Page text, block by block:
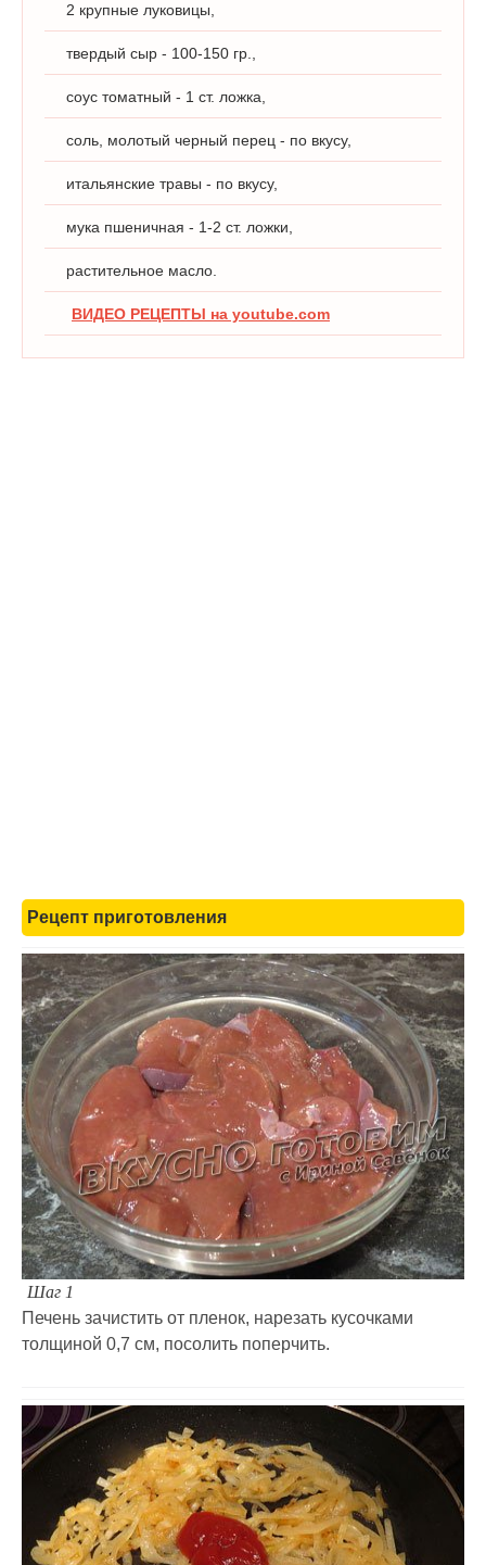
2 крупные луковицы,
твердый сыр - 100-150 гр.,
соус томатный - 1 ст. ложка,
соль, молотый черный перец - по вкусу,
итальянские травы - по вкусу,
мука пшеничная - 1-2 ст. ложки,
растительное масло.
ВИДЕО РЕЦЕПТЫ на youtube.com
Рецепт приготовления
Шаг 1
Печень зачистить от пленок, нарезать кусочками
толщиной 0,7 см, посолить поперчить.